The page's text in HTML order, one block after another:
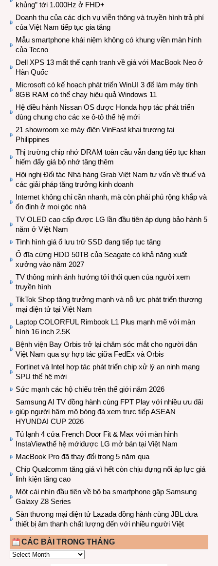
khủng” tới 1.000Hz ở FHD+
Doanh thu của các dịch vụ viễn thông và truyền hình trả phí
của Việt Nam tiếp tục gia tăng
Mẫu smartphone khái niệm không có khung viền màn hình
của Tecno
Dell XPS 13 mất thế cạnh tranh về giá với MacBook Neo ở
Hàn Quốc
Microsoft có kế hoạch phát triển WinUI 3 để làm máy tính
8GB RAM có thể chạy hiệu quả Windows 11
Hệ điều hành Nissan OS được Honda hợp tác phát triển
dùng chung cho các xe ô-tô thế hệ mới
21 showroom xe máy điện VinFast khai trương tại
Philippines
Thị trường chip nhớ DRAM toàn cầu vẫn đang tiếp tục khan
hiếm đẩy giá bộ nhớ tăng thêm
Hội nghị Đối tác Nhà hàng Grab Việt Nam tư vấn về thuế và
các giải pháp tăng trưởng kinh doanh
Internet không chỉ cần nhanh, mà còn phải phủ rộng khắp và
ổn định ở mọi góc nhà
TV OLED cao cấp được LG lần đầu tiên áp dụng bảo hành 5
năm ở Việt Nam
Tình hình giá ổ lưu trữ SSD đang tiếp tục tăng
Ổ đĩa cứng HDD 50TB của Seagate có khả năng xuất
xưởng vào năm 2027
TV thông minh ảnh hưởng tới thói quen của người xem
truyền hình
TikTok Shop tăng trưởng mạnh và nỗ lực phát triển thương
mại điện tử tại Việt Nam
Laptop COLORFUL Rimbook L1 Plus mạnh mẽ với màn
hình 16 inch 2.5K
Bệnh viện Bay Orbis trở lại chăm sóc mắt cho người dân
Việt Nam qua sự hợp tác giữa FedEx và Orbis
Fortinet và Intel hợp tác phát triển chip xử lý an ninh mạng
SPU thế hệ mới
Sức mạnh các hộ chiếu trên thế giới năm 2026
Samsung AI TV đồng hành cùng FPT Play với nhiều ưu đãi
giúp người hâm mộ bóng đá xem trực tiếp ASEAN
HYUNDAI CUP 2026
Tủ lạnh 4 cửa French Door Fit & Max với màn hình
InstaViewthế hệ mớiđược LG mở bán tại Việt Nam
MacBook Pro đã thay đổi trong 5 năm qua
Chip Qualcomm tăng giá vì hết còn chịu đựng nổi áp lực giá
linh kiện tăng cao
Một cái nhìn đầu tiên về bộ ba smartphone gập Samsung
Galaxy Z8 Series
Sàn thương mại điện tử Lazada đồng hành cùng JBL dưa
thiết bị âm thanh chất lượng đến với nhiều người Việt
CÁC BÀI TRONG THÁNG
CÁC